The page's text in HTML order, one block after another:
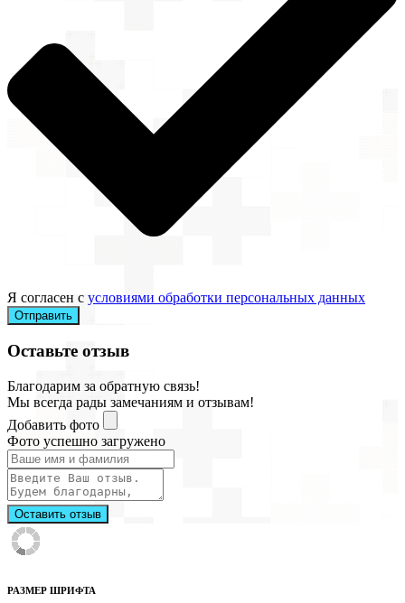
Я согласен с условиями обработки персональных данных
Отправить
Оставьте отзыв
Благодарим за обратную связь!
Мы всегда рады замечаниям и отзывам!
Добавить фото
Фото успешно загружено
Оставить отзыв
РАЗМЕР ШРИФТА